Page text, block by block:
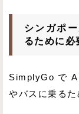
シンガポ
るために必
SimplyGo で
やバスに乗るた